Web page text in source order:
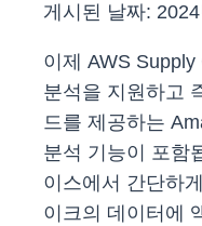
게시된 날짜:
이제 AWS
분석을 지원하고
드를 제공하는
분석 기능이 포함
이스에서 간단하
이크의 데이터에